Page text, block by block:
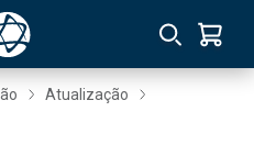
Atualização